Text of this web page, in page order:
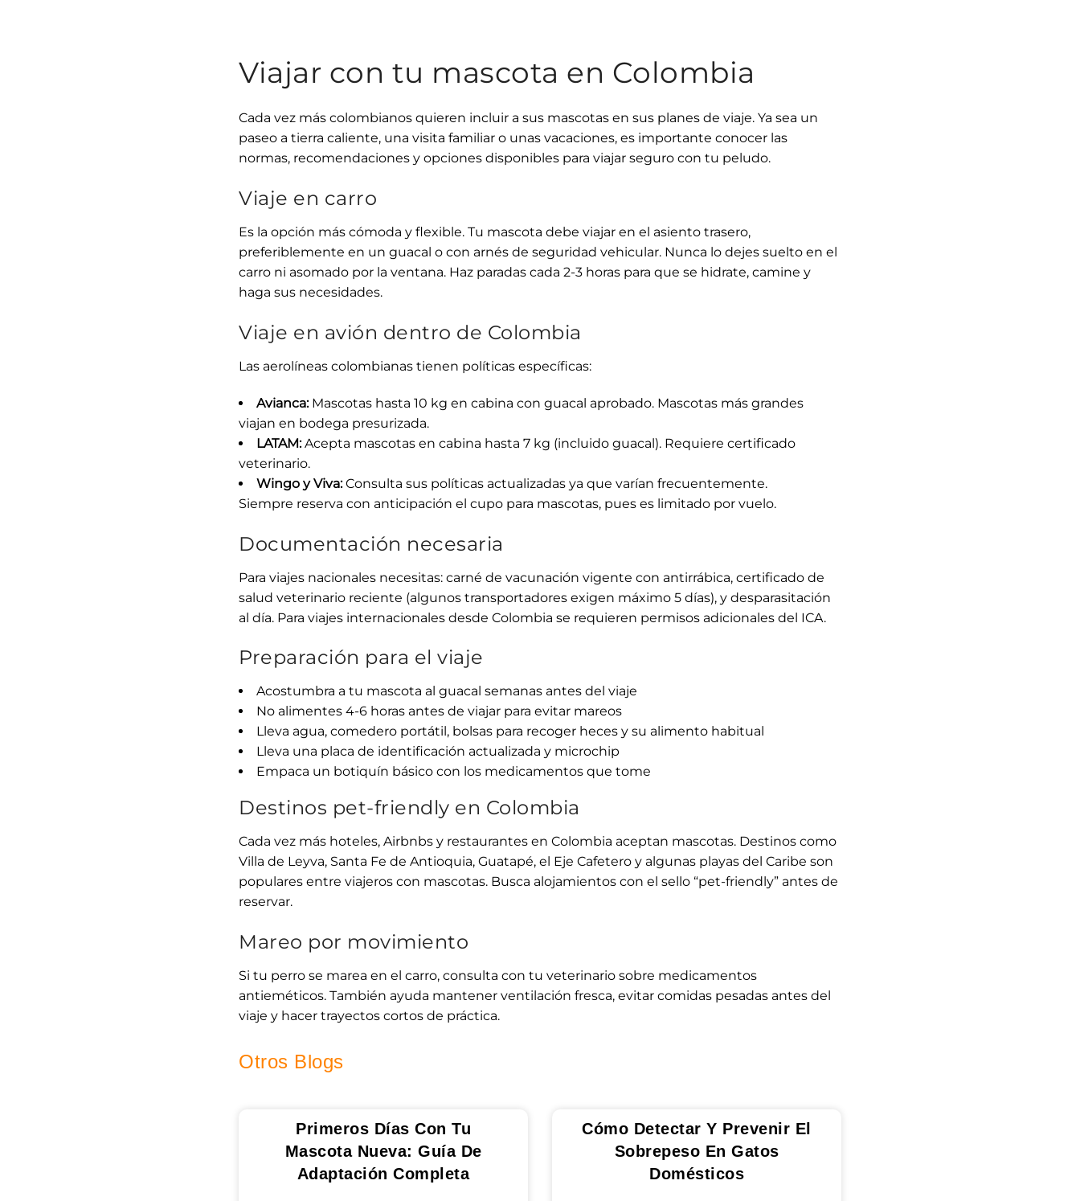
Viajar con tu mascota en Colombia
Cada vez más colombianos quieren incluir a sus mascotas en sus planes de viaje. Ya sea un
paseo a tierra caliente, una visita familiar o unas vacaciones, es importante conocer las
normas, recomendaciones y opciones disponibles para viajar seguro con tu peludo.
Viaje en carro
Es la opción más cómoda y flexible. Tu mascota debe viajar en el asiento trasero,
preferiblemente en un guacal o con arnés de seguridad vehicular. Nunca lo dejes suelto en el
carro ni asomado por la ventana. Haz paradas cada 2-3 horas para que se hidrate, camine y
haga sus necesidades.
Viaje en avión dentro de Colombia
Las aerolíneas colombianas tienen políticas específicas:
Avianca:Mascotas hasta 10 kg en cabina con guacal aprobado. Mascotas más grandes
viajan en bodega presurizada.
LATAM:Acepta mascotas en cabina hasta 7 kg (incluido guacal). Requiere certificado
veterinario.
Wingo y Viva:Consulta sus políticas actualizadas ya que varían frecuentemente.
Siempre reserva con anticipación el cupo para mascotas, pues es limitado por vuelo.
Documentación necesaria
Para viajes nacionales necesitas: carné de vacunación vigente con antirrábica, certificado de
salud veterinario reciente (algunos transportadores exigen máximo 5 días), y desparasitación
al día. Para viajes internacionales desde Colombia se requieren permisos adicionales del ICA.
Preparación para el viaje
Acostumbra a tu mascota al guacal semanas antes del viaje
No alimentes 4-6 horas antes de viajar para evitar mareos
Lleva agua, comedero portátil, bolsas para recoger heces y su alimento habitual
Lleva una placa de identificación actualizada y microchip
Empaca un botiquín básico con los medicamentos que tome
Destinos pet-friendly en Colombia
Cada vez más hoteles, Airbnbs y restaurantes en Colombia aceptan mascotas. Destinos como
Villa de Leyva, Santa Fe de Antioquia, Guatapé, el Eje Cafetero y algunas playas del Caribe son
populares entre viajeros con mascotas. Busca alojamientos con el sello “pet-friendly” antes de
reservar.
Mareo por movimiento
Si tu perro se marea en el carro, consulta con tu veterinario sobre medicamentos
antieméticos. También ayuda mantener ventilación fresca, evitar comidas pesadas antes del
viaje y hacer trayectos cortos de práctica.
Otros Blogs
Primeros Días Con Tu
Mascota Nueva: Guía De
Adaptación Completa
Cómo Detectar Y Prevenir El
Sobrepeso En Gatos
Domésticos